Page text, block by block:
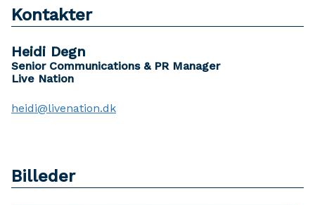
Kontakter
Heidi Degn
Senior Communications & PR Manager
Live Nation
heidi@livenation.dk
Billeder